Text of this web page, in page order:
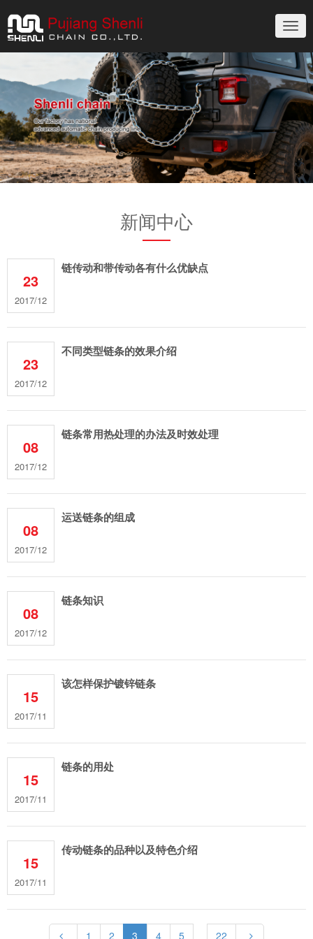
切
换
导
航
新闻中心
23
2017/12
链传动和带传动各有什么优缺点
23
2017/12
不同类型链条的效果介绍
08
2017/12
链条常用热处理的办法及时效处理
08
2017/12
运送链条的组成
08
2017/12
链条知识
15
2017/11
该怎样保护镀锌链条
15
2017/11
链条的用处
15
2017/11
传动链条的品种以及特色介绍
1 2 3 4 5 22